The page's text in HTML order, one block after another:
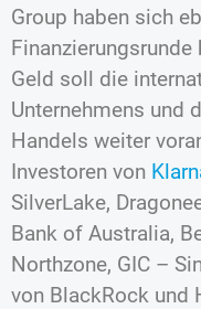
Group haben sich
Geld soll die
Unternehmens und
Handels weiter
Investoren von
SilverLake,
Bank of Australia,
Northzone, GIC –
von BlackRock und